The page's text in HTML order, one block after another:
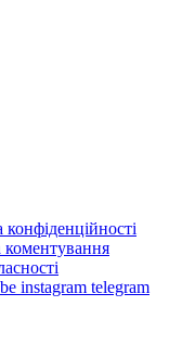
конфіденційності
instagram telegram